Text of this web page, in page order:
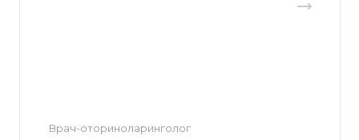
Врач-оториноларинголог